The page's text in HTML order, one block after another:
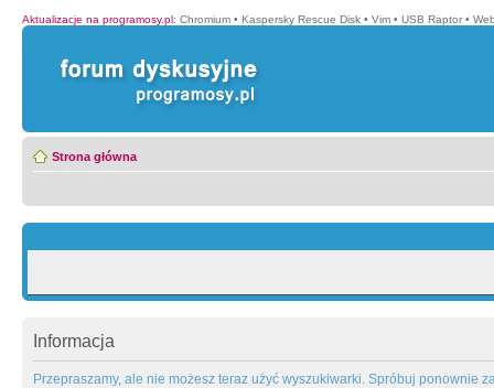
Aktualizacje na programosy.pl: Chromium • Kaspersky Rescue Disk • Vim • USB Raptor •
Strona główna
Informacja
Przepraszamy, ale nie możesz teraz użyć wyszukiwarki. Spróbuj ponownie